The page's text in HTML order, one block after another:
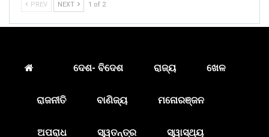
PREV NEXT 1 of 2
ଦେଶ- ବିଦେଶ ରାଜ୍ୟ ଖେଳ
ରାଜନୀତି ବାଣିଜ୍ୟ ମନୋରଞ୍ଜନ
ଅପରାଧ ସ୍ୱତନ୍ତ୍ର ସ୍ୱାସ୍ଥ୍ୟ